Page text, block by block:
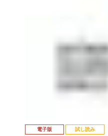
電子版 試し読み